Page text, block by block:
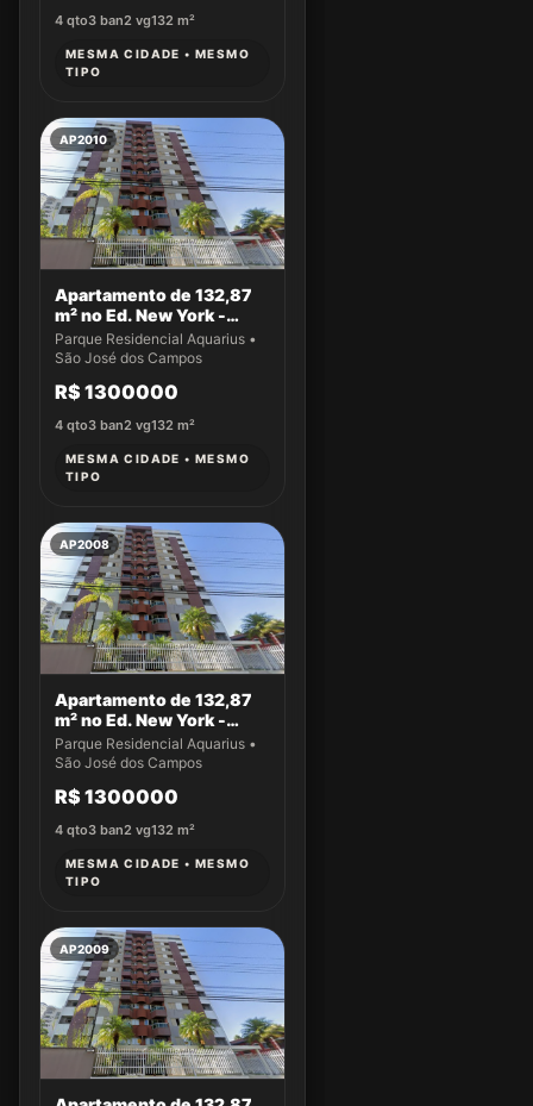
4 qto3 ban2 vg132 m²
MESMA CIDADE • MESMO
TIPO
AP2010
Apartamento de 132,87
m² no Ed. New York -
Apto 22
Parque Residencial Aquarius •
São José dos Campos
R$ 1300000
4 qto3 ban2 vg132 m²
MESMA CIDADE • MESMO
TIPO
AP2008
Apartamento de 132,87
m² no Ed. New York -
Apto 61
Parque Residencial Aquarius •
São José dos Campos
R$ 1300000
4 qto3 ban2 vg132 m²
MESMA CIDADE • MESMO
TIPO
AP2009